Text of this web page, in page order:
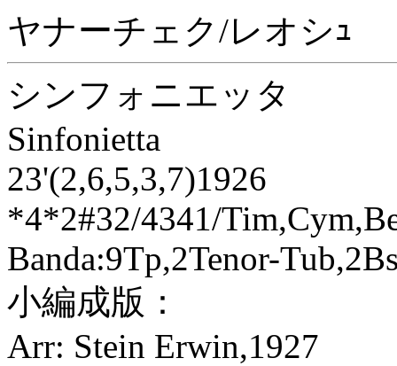
ヤナーチェク/レオシｭ
シンフォニエッタ
Sinfonietta
23'(2,6,5,3,7)1926
*4*2#32/4341/
Banda:9Tp,2Tenor-
小編成版：
Arr: Stein Erwin,1927